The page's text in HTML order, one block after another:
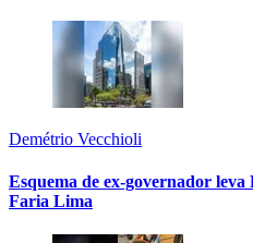
Demétrio Vecchioli
Esquema de ex-governador leva
Faria Lima